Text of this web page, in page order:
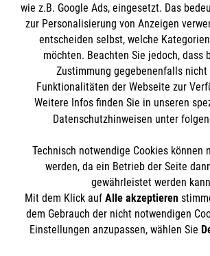
STORIES
HILFREICH
FINDE DEIN
SPENDE AN DIE
Themenübersicht Über
Kontakt
Datenschutz
wie z.B. Google Ads, eingesetzt. Das
zur Personalisierung von Anzeigen
entscheiden selbst, welche
möchten. Beachten Sie jedoch, dass
Zustimmung gegebenenfalls nicht
Funktionalitäten der Webseite zur
Weitere Infos finden Sie in unseren
Datenschutzhinweisen unter
Technisch notwendige Cookies können
werden, da ein Betrieb der Seite
gewährleistet werden
Mit dem Klick auf Alle akzeptieren
dem Gebrauch der nicht notwendigen
Einstellungen anzupassen, wählen Sie